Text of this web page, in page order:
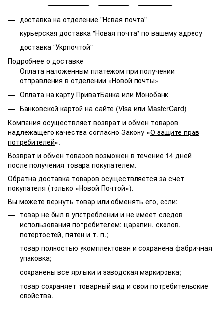
доставка на отделение "Новая почта"
курьерская доставка "Новая почта" по вашему адресу
доставка "Укрпочтой"
Подробнее о доставке
Оплата наложенным платежом при получении
отправления в отделении «Новой почты»
Оплата на карту ПриватБанка или Монобанк
Банковской картой на сайте (Visa или MasterCard)
Компания осуществляет возврат и обмен товаров
надлежащего качества согласно Закону «О защите прав
потребителей».
Возврат и обмен товаров возможен в течение 14 дней
после получения товара покупателем.
Обратна доставка товаров осуществляется за счет
покупателя (только «Новой Почтой»).
Вы можете вернуть товар или обменять его, если:
товар не был в употреблении и не имеет следов
использования потребителем: царапин, сколов,
потёртостей, пятен и т. п.;
товар полностью укомплектован и сохранена фабричная
упаковка;
сохранены все ярлыки и заводская маркировка;
товар сохраняет товарный вид и свои потребительские
свойства.